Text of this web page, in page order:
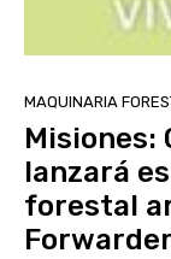
MAQUINARIA
Misiones:
lanzará
forestal